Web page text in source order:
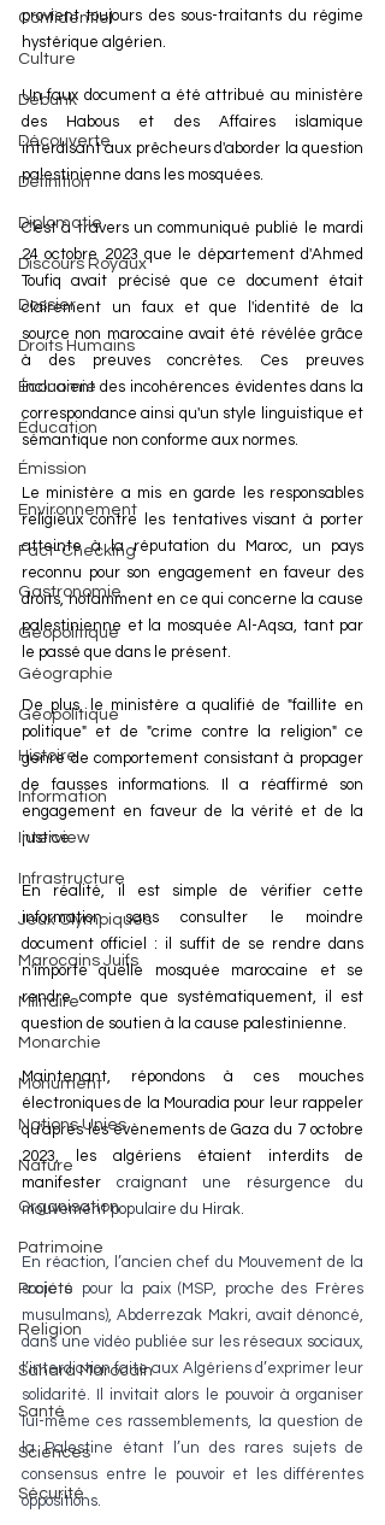
Confidentiel
Culture
Debunk
Découverte
Définition
Diplomatie
Discours Royaux
Dossier
Droits Humains
Économie
Éducation
Émission
Environnement
Fact-Checking
Gastronomie
Géopolitique
Géographie
Géopolitique
Histoire
Information
Interview
Infrastructure
Jeux Olympiques
Marocains Juifs
Militaire
Monarchie
Monument
Nations Unies
Nature
Organisation
Patrimoine
Projets
Religion
Sahara Marocain
Santé
Sciences
Sécurité
provient toujours des sous-traitants du régime
hystérique algérien.
Un faux document a été attribué au ministère
des Habous et des Affaires islamique
interdisant aux prêcheurs d'aborder la question
palestinienne dans les mosquées.
C'est à travers un communiqué publié le mardi
24 octobre 2023 que le département d'Ahmed
Toufiq avait précisé que ce document était
clairement un faux et que l'identité de la
source non marocaine avait été révélée grâce
à des preuves concrètes. Ces preuves
incluaient des incohérences évidentes dans la
correspondance ainsi qu'un style linguistique et
sémantique non conforme aux normes.
Le ministère a mis en garde les responsables
religieux contre les tentatives visant à porter
atteinte à la réputation du Maroc, un pays
reconnu pour son engagement en faveur des
droits, notamment en ce qui concerne la cause
palestinienne et la mosquée Al-Aqsa, tant par
le passé que dans le présent.
De plus, le ministère a qualifié de "faillite en
politique" et de "crime contre la religion" ce
genre de comportement consistant à propager
de fausses informations. Il a réaffirmé son
engagement en faveur de la vérité et de la
justice.
En réalité, il est simple de vérifier cette
information sans consulter le moindre
document officiel : il suffit de se rendre dans
n'importe quelle mosquée marocaine et se
rendre compte que systématiquement, il est
question de soutien à la cause palestinienne.
Maintenant, répondons à ces mouches
électroniques de la Mouradia pour leur rappeler
qu'après les évènements de Gaza du 7 octobre
2023, les algériens étaient interdits de
manifester craignant une résurgence du
mouvement populaire du Hirak.
En réaction, l’ancien chef du Mouvement de la
société pour la paix (MSP, proche des Frères
musulmans), Abderrezak Makri, avait dénoncé,
dans une vidéo publiée sur les réseaux sociaux,
l’interdiction faite aux Algériens d’exprimer leur
solidarité. Il invitait alors le pouvoir à organiser
lui-même ces rassemblements, la question de
la Palestine étant l’un des rares sujets de
consensus entre le pouvoir et les différentes
oppositions.